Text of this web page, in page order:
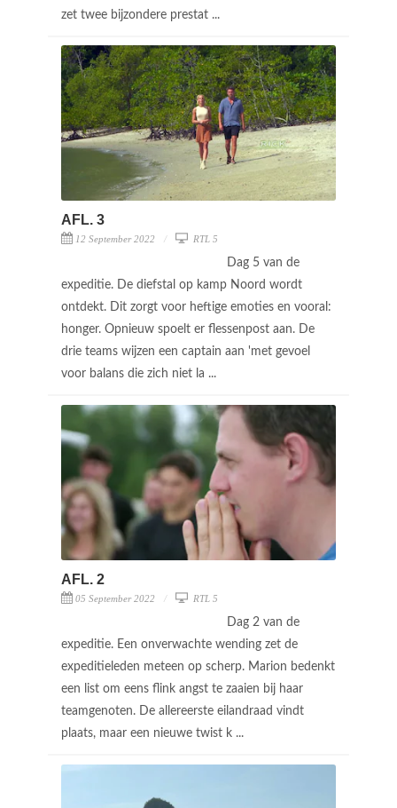
zet twee bijzondere prestat ...
AFL. 3
12 September 2022 RTL 5
Dag 5 van de
expeditie. De diefstal op kamp Noord wordt
ontdekt. Dit zorgt voor heftige emoties en vooral:
honger. Opnieuw spoelt er flessenpost aan. De
drie teams wijzen een captain aan 'met gevoel
voor balans die zich niet la ...
AFL. 2
05 September 2022 RTL 5
Dag 2 van de
expeditie. Een onverwachte wending zet de
expeditieleden meteen op scherp. Marion bedenkt
een list om eens flink angst te zaaien bij haar
teamgenoten. De allereerste eilandraad vindt
plaats, maar een nieuwe twist k ...